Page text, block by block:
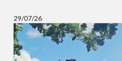
29/07/26